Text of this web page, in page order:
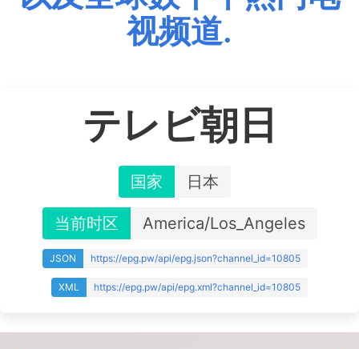
视频道.
テレビ朝日
国家 日本
当前时区 America/Los_Angeles
JSON https://epg.pw/api/epg.json?channel_id=10805
XML https://epg.pw/api/epg.xml?channel_id=10805